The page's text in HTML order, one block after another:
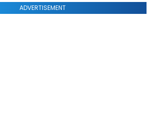
ADVERTISEMENT